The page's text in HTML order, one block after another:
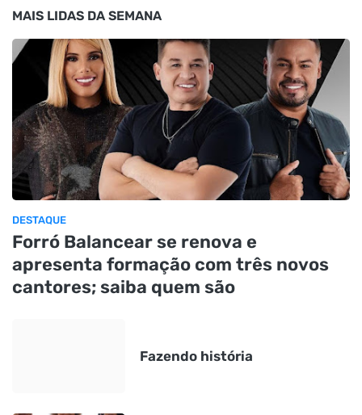
MAIS LIDAS DA SEMANA
DESTAQUE
Forró Balancear se renova e
apresenta formação com três novos
cantores; saiba quem são
Fazendo história